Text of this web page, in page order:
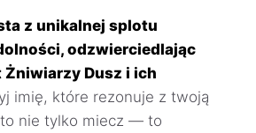
z unikalnej splotu
odzwierciedlając
Dusz i ich
imię, które rezonuje z twoją
nie tylko miecz — to